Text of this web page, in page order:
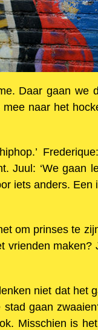
Daar gaan we
mee naar het
Juul: ‘We gaan
iets anders. Een
om prinses te
vrienden maken?
niet dat het
stad gaan
Misschien is